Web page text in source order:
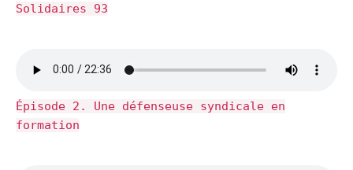
Solidaires 93
Épisode 2. Une défenseuse syndicale en
formation